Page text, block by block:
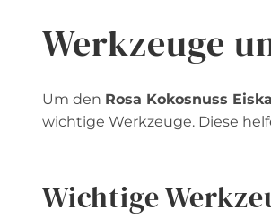
Werkzeuge
Um den Rosa Kokosnuss
wichtige Werkzeuge. Diese
Wichtige